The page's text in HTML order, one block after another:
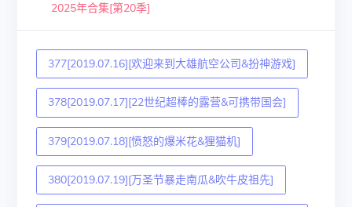
2025年合集[第20季]
377[2019.07.16][欢迎来到大雄航空公司&扮神游戏]
378[2019.07.17][22世纪超棒的露营&可携带国会]
379[2019.07.18][愤怒的爆米花&狸猫机]
380[2019.07.19][万圣节暴走南瓜&吹牛皮祖先]